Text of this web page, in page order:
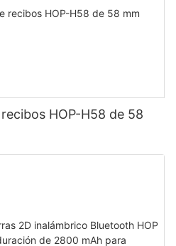
HOP-H58 de 58